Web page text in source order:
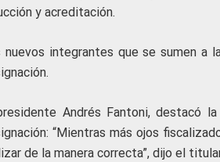
y acreditación.
nuevos integrantes que se sumen a
Andrés Fantoni, destacó
“Mientras más ojos
de la manera correcta”, dijo el